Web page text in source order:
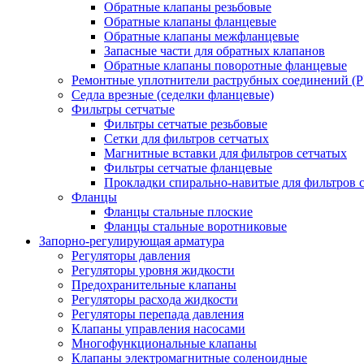
Обратные клапаны резьбовые
Обратные клапаны фланцевые
Обратные клапаны межфланцевые
Запасные части для обратных клапанов
Обратные клапаны поворотные фланцевые
Ремонтные уплотнители раструбных соединений
Седла врезные (седелки фланцевые)
Фильтры сетчатые
Фильтры сетчатые резьбовые
Сетки для фильтров сетчатых
Магнитные вставки для фильтров сетчатых
Фильтры сетчатые фланцевые
Прокладки спирально-навитые для фильтров
Фланцы
Фланцы стальные плоские
Фланцы стальные воротниковые
Запорно-регулирующая арматура
Регуляторы давления
Регуляторы уровня жидкости
Предохранительные клапаны
Регуляторы расхода жидкости
Регуляторы перепада давления
Клапаны управления насосами
Многофункциональные клапаны
Клапаны электромагнитные соленоидные